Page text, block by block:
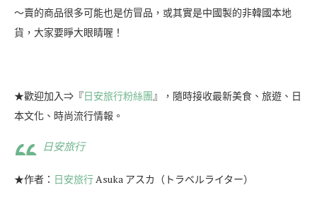
～賣的商品很多可能也是仿冒品，或其實是中國製的非韓國本地
貨，大家要睜大眼睛喔！
★歡迎加入⇒『日安旅行粉絲團 』，隨時接收最新美食、旅遊、日
本文化、時尚流行情報。
日安旅行
★作者： 日安旅行 Asuka アスカ（トラベルライター）